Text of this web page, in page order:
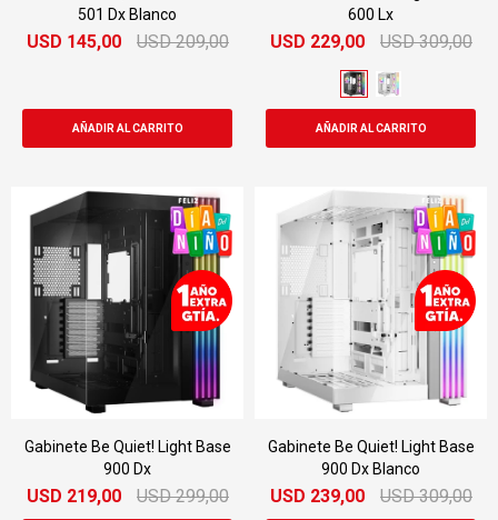
501 Dx Blanco
USD 145,00 USD 209,00
600 Lx
USD 229,00 USD 309,00
Gabinete Be Quiet! Light Base
900 Dx
USD 219,00 USD 299,00
Gabinete Be Quiet! Light Base
900 Dx Blanco
USD 239,00 USD 309,00